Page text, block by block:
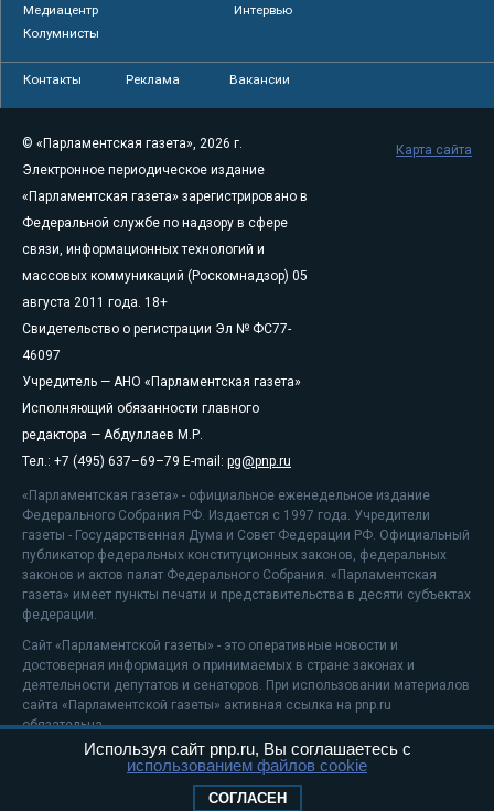
Медиацентр
Интервью
Колумнисты
Контакты Реклама Вакансии
© «Парламентская газета», 2026 г.
Электронное периодическое издание
«Парламентская газета» зарегистрировано в
Федеральной службе по надзору в сфере
связи, информационных технологий и
массовых коммуникаций (Роскомнадзор) 05
августа 2011 года. 18+
Свидетельство о регистрации Эл № ФС77-
46097
Учредитель — АНО «Парламентская газета»
Исполняющий обязанности главного
редактора — Абдуллаев М.Р.
Тел.: +7 (495) 637–69–79 E-mail: pg@pnp.ru
«Парламентская газета» - официальное еженедельное издание
Федерального Собрания РФ. Издается с 1997 года. Учредители
газеты - Государственная Дума и Совет Федерации РФ. Официальный
публикатор федеральных конституционных законов, федеральных
законов и актов палат Федерального Собрания. «Парламентская
газета» имеет пункты печати и представительства в десяти субъектах
федерации.
Сайт «Парламентской газеты» - это оперативные новости и
достоверная информация о принимаемых в стране законах и
деятельности депутатов и сенаторов. При использовании материалов
сайта «Парламентской газеты» активная ссылка на pnp.ru
обязательна.
На информационном ресурсе применяютсярекомендательные
Положение о защите персональных данных
Карта сайта
Используя сайт pnp.ru, Вы соглашаетесь с
использованием файлов cookie
СОГЛАСЕН